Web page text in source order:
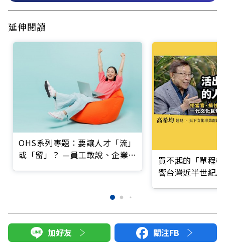
延伸閱讀
OHS系列專題：要讓人才「流」
或「留」？ —員工敢說、企業敢
買不起的「單程
響台灣近半世紀
加好友 關注FB